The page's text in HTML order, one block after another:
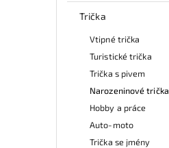
Trička
Vtipné trička
Turistické trička
Trička s pivem
Narozeninové trička
Hobby a práce
Auto-moto
Trička se jmény